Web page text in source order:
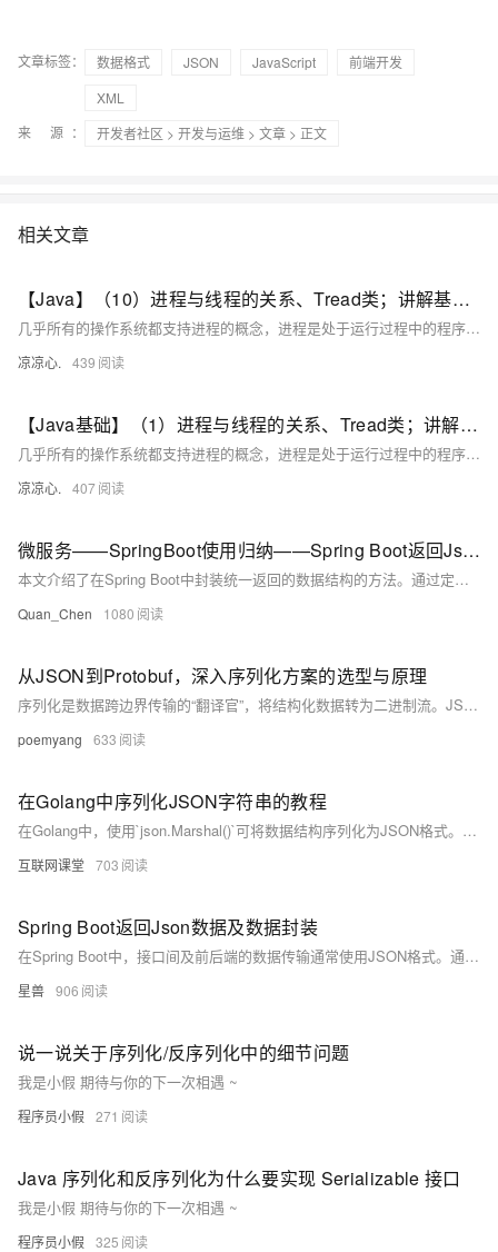
文章标签： 数据格式 JSON JavaScript
前端开发
XML
来 源：
开发者社区 > 开发与运维 > 文章 > 正文
相关文章
【Java】（10）进程与线程的关系、Tread类；讲解基本线程安全、网络编程内容；JSON序列化与反序列化
几乎所有的操作系统都支持进程的概念，进程是处于运行过程中的程序，并且具有一定的独立功能，进程是系统进行资源分配和调度的一个独立单位一般而言，进程包含如下三个特征。独立性动态性并发性。
凉凉心. 439
【Java基础】（1）进程与线程的关系、Tread类；讲解基本线程安全、网络编程内容；JSON序列化与反序列化
几乎所有的操作系统都支持进程的概念，进程是处于运行过程中的程序，并且具有一定的独立功能，进程是系统进行资源分配和调度的一个独立单位一般而言，进程包含如下三个特征。独立性动态性并发性。
凉凉心. 407
微服务——SpringBoot使用归纳——Spring Boot返回Json数据及数据封装——封装统一返回的数据结构
本文介绍了在Spring Boot中封装统一返回的数据结构的方法。通过定义一个泛型类`JsonResult&lt;T&gt;`，包含数据、状态码和提示信息三个属性，满足不同场景下的JSON返回需求。例如，无数据返回时可设置默认状态码&quot;0&quot;和消息&quot;操作成功！&quot;，有数据返回时也可自定义状态码和消息。同时，文章展示了如何在Controller中使用该结构，通过具体示例（如用户信息、列表和Map）说明其灵活性与便捷性。最后总结了Spring Boot中JSON数据返回的配置与实际项目中的应用技巧。
Quan_Chen 1080
从JSON到Protobuf，深入序列化方案的选型与原理
序列化是数据跨边界传输的“翻译官”，将结构化数据转为二进制流。JSON可读性强但冗余大，Protobuf高效紧凑、性能优越，成主流选择。不同场景需权衡标准化与定制优化，选最合适方案。
poemyang 633
在Golang中序列化JSON字符串的教程
在Golang中，使用`json.Marshal()`可将数据结构序列化为JSON格式。若直接对JSON字符串进行序列化，会因转义字符导致错误。解决方案包括使用`[]byte`或`json.RawMessage()`来避免双引号被转义，从而正确实现JSON的序列化与反序列化。
互联网课堂 703
Spring Boot返回Json数据及数据封装
在Spring Boot中，接口间及前后端的数据传输通常使用JSON格式。通过@RestController注解，可轻松实现Controller返回JSON数据。该注解是Spring Boot新增的组合注解，结合了@Controller和@ResponseBody的功能，默认将返回值转换为JSON格式。Spring Boot底层默认采用Jackson作为JSON解析框架，并通过spring-boot-starter-json依赖集成了相关库，包括jackson-databind、jackson-datatype-jdk8等常用模块，简化了开发者对依赖的手动管理。
星兽 906
说一说关于序列化/反序列化中的细节问题
我是小假 期待与你的下一次相遇 ~
程序员小假 271
Java 序列化和反序列化为什么要实现 Serializable 接口
我是小假 期待与你的下一次相遇 ~
程序员小假 325